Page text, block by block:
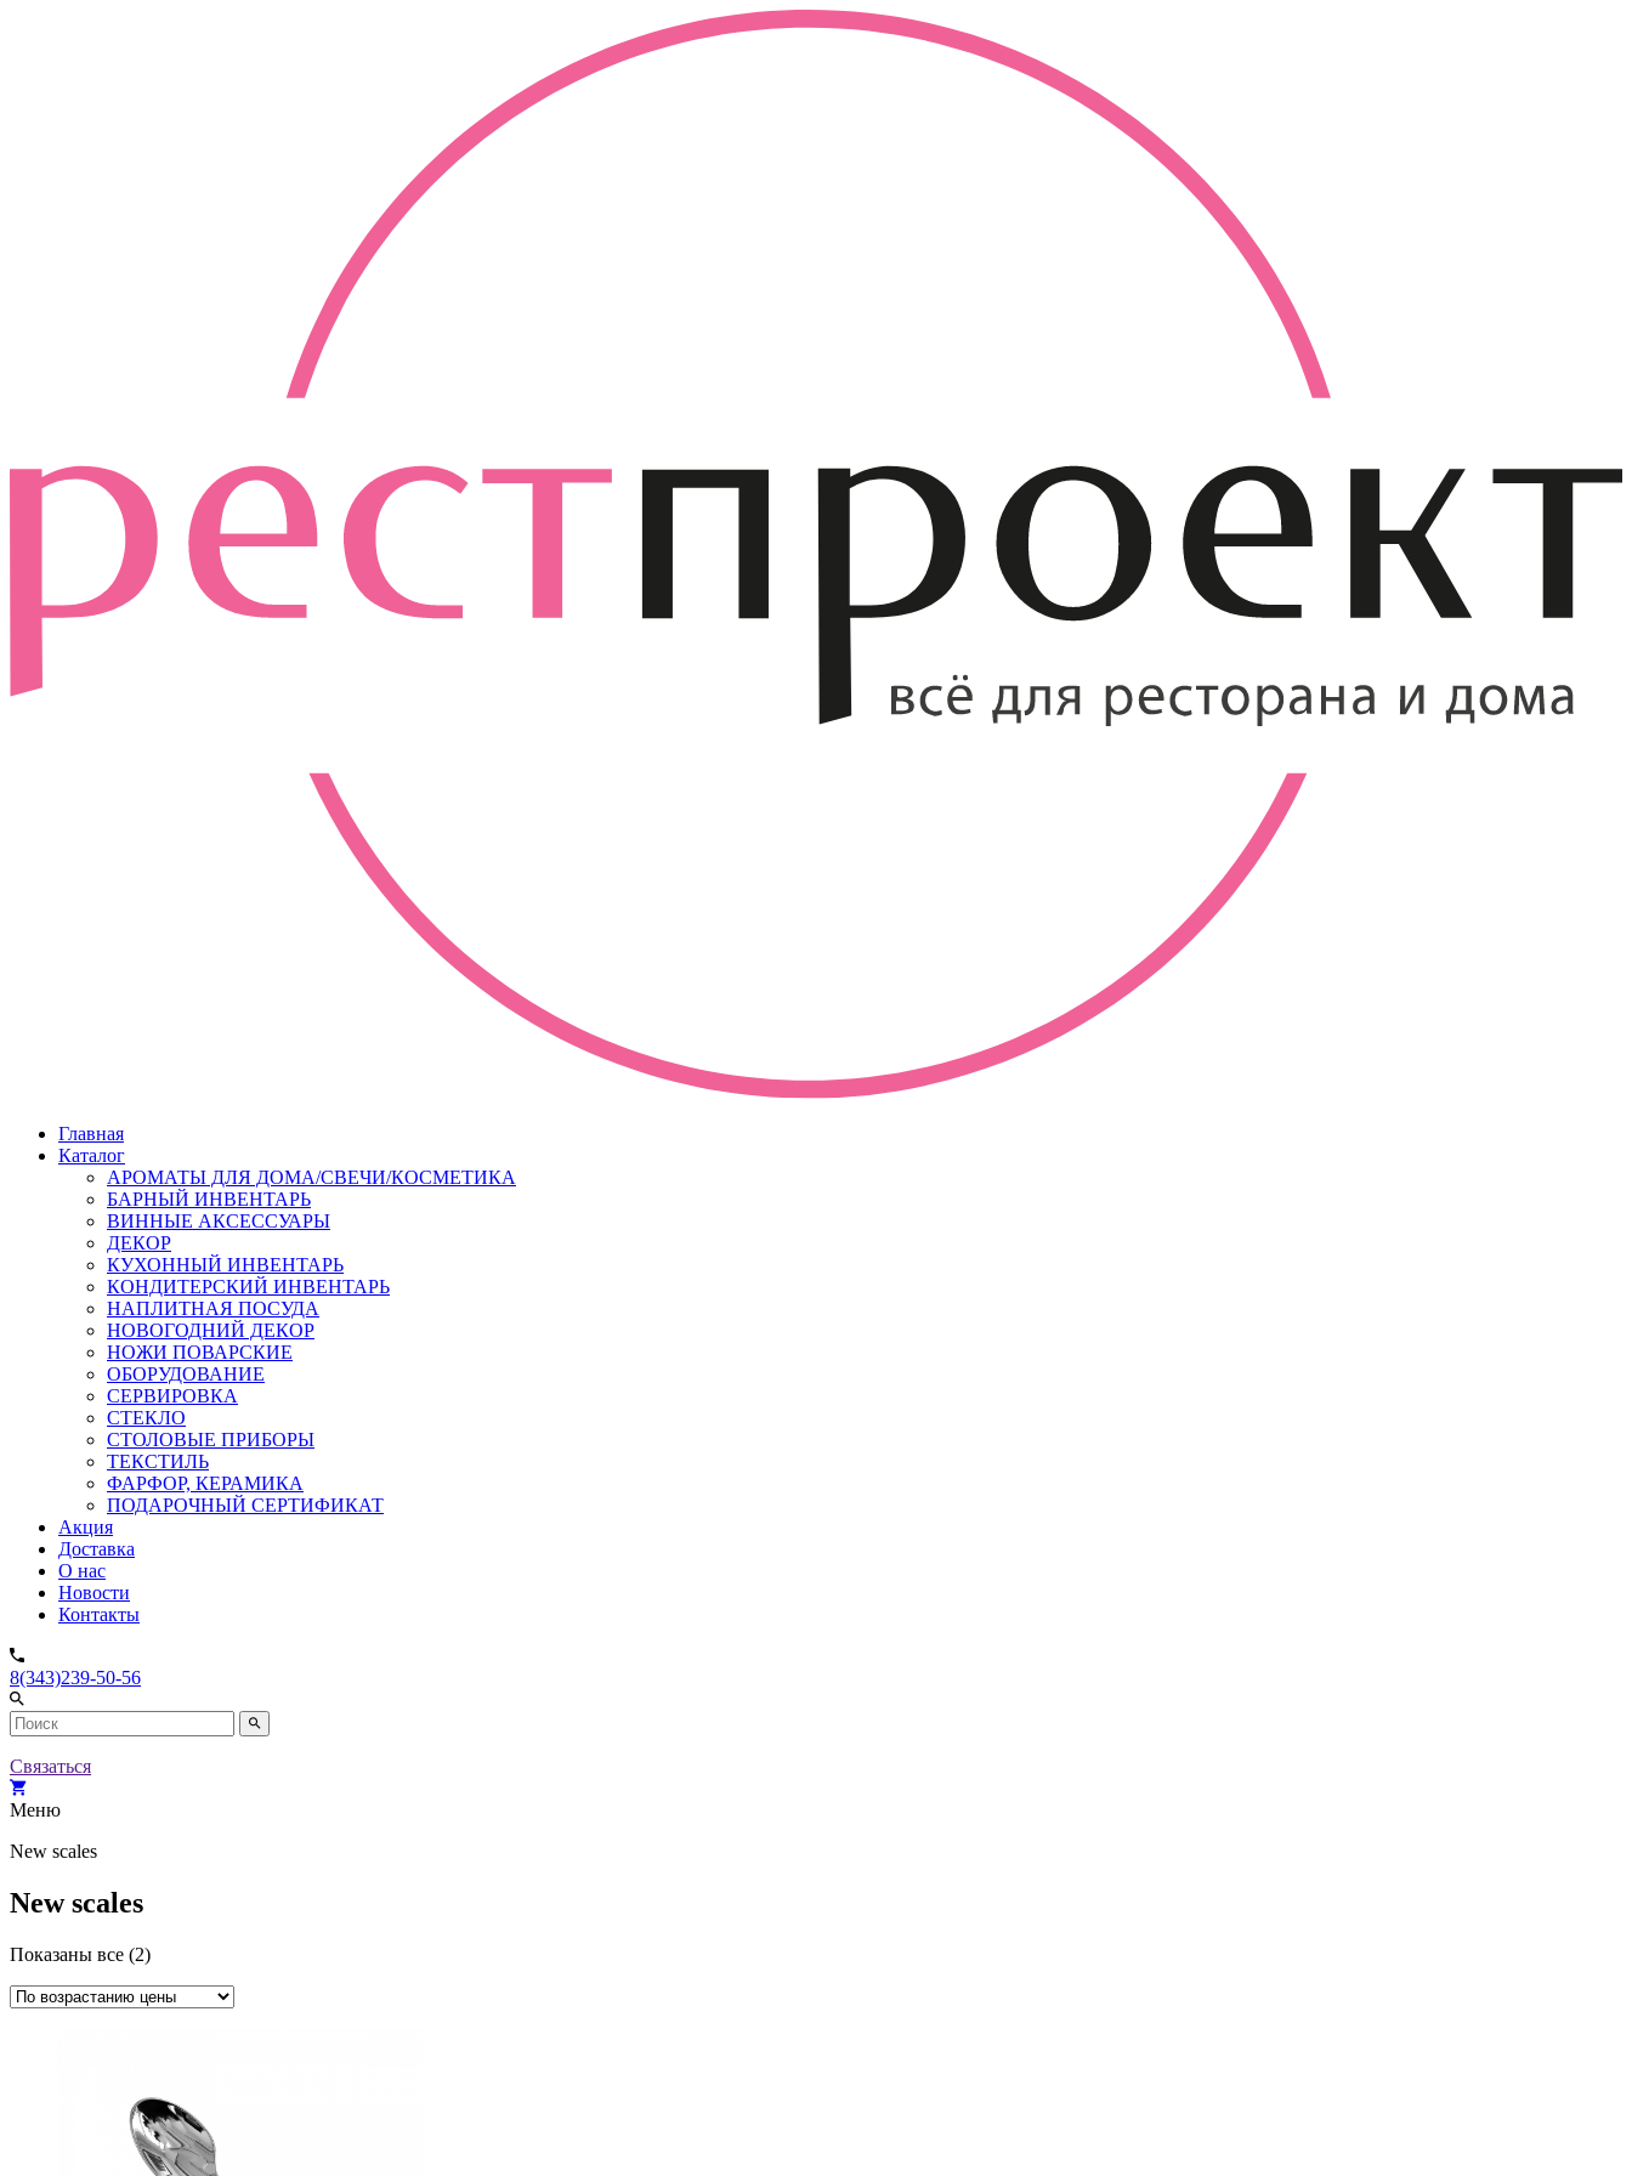
Главная
Каталог
АРОМАТЫ ДЛЯ ДОМА/СВЕЧИ/КОСМЕТИКА
БАРНЫЙ ИНВЕНТАРЬ
ВИННЫЕ АКСЕССУАРЫ
ДЕКОР
КУХОННЫЙ ИНВЕНТАРЬ
КОНДИТЕРСКИЙ ИНВЕНТАРЬ
НАПЛИТНАЯ ПОСУДА
НОВОГОДНИЙ ДЕКОР
НОЖИ ПОВАРСКИЕ
ОБОРУДОВАНИЕ
СЕРВИРОВКА
СТЕКЛО
СТОЛОВЫЕ ПРИБОРЫ
ТЕКСТИЛЬ
ФАРФОР, КЕРАМИКА
ПОДАРОЧНЫЙ СЕРТИФИКАТ
Акция
Доставка
О нас
Новости
Контакты
8(343)239-50-56
Связаться
Меню
New scales
New scales
Показаны все (2)